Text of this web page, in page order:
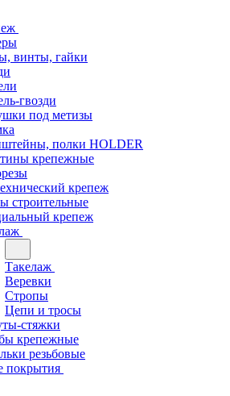
винты, гайки
гвозди
под метизы
полки НОLDER
крепежные
крепеж
строительные
крепеж
Такелаж
Веревки
Стропы
Цепи и тросы
стяжки
крепежные
резьбовые
покрытия